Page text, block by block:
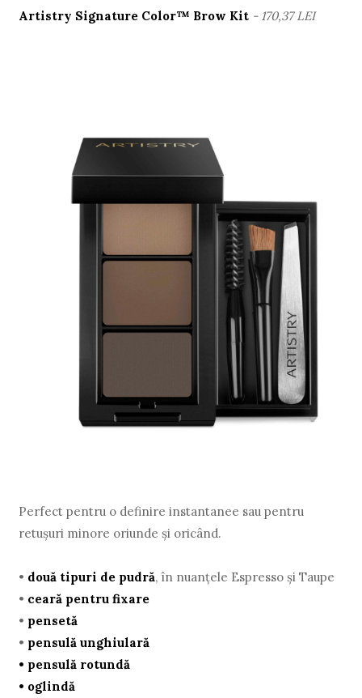
Artistry Signature Color™ Brow Kit - 170,37 LEI
Perfect pentru o definire instantanee sau pentru
retușuri minore oriunde și oricând.
• două tipuri de pudră, în nuanțele Espresso și Taupe
• ceară pentru fixare
• pensetă
• pensulă unghiulară
• pensulă rotundă
• oglindă